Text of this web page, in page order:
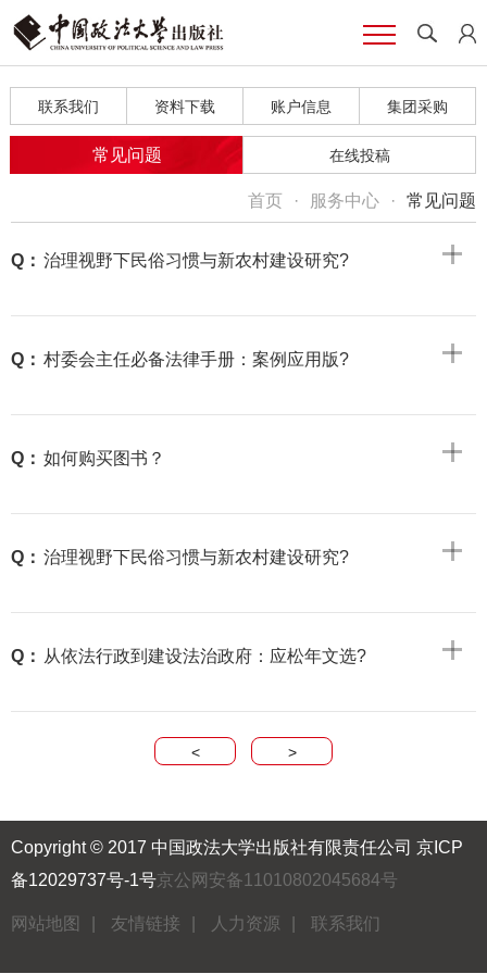
联系我们 资料下载 账户信息 集团采购
常见问题 在线投稿
首页 · 服务中心 · 常见问题
Q： 治理视野下民俗习惯与新农村建设研究?
Q： 村委会主任必备法律手册：案例应用版?
Q： 如何购买图书？
Q： 治理视野下民俗习惯与新农村建设研究?
Q： 从依法行政到建设法治政府：应松年文选?
< >
Copyright © 2017 中国政法大学出版社有限责任公司 京ICP
备12029737号-1号京公网安备11010802045684号
网站地图 友情链接 人力资源 联系我们